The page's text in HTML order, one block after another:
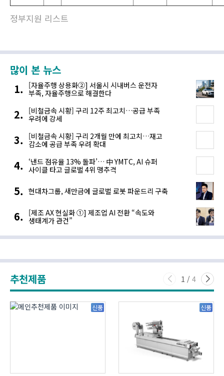
정부지원 리스트
많이 본 뉴스
[자율주행 상용화②] 서울시 시내버스 운전자
부족, 자율주행으로 해결한다
[비철금속 시황] 구리 12주 최고치…공급 부족
우려에 강세
[비철금속 시황] 구리 2개월 만에 최고치…재고
감소에 공급 부족 우려 확대
‘낸드 점유율 13% 돌파’… 中 YMTC, AI 슈퍼
사이클 타고 글로벌 4위 맹추격
현대차그룹, 새만금에 글로벌 로봇 파운드리 구축
[제조 AX 현실화 ①] 제조업 AI 전환 “속도와
생태계가 관건”
추천제품 1 / 4
신품 신품